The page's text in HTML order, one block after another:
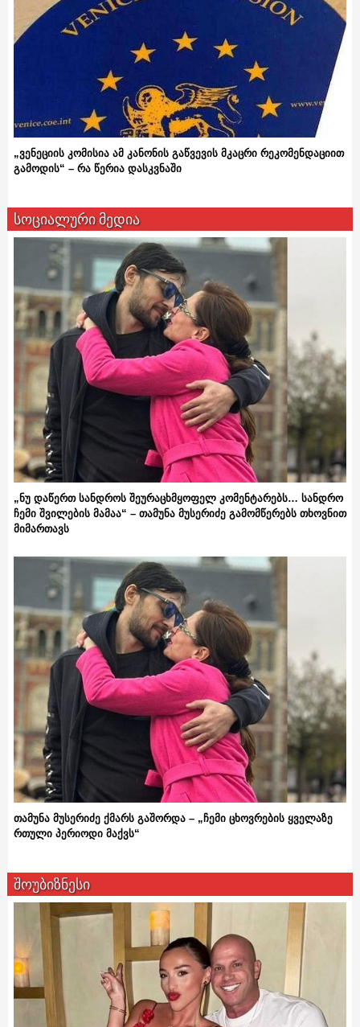
„ვენეციის კომისია ამ კანონის გაწვევის მკაცრი რეკომენდაციით
გამოდის“ – რა წერია დასკვნაში
სოციალური მედია
„ნუ დაწერთ სანდროს შეურაცხმყოფელ კომენტარებს… სანდრო
ჩემი შვილების მამაა“ – თამუნა მუსერიძე გამომწერებს თხოვნით
მიმართავს
თამუნა მუსერიძე ქმარს გაშორდა – „ჩემი ცხოვრების ყველაზე
რთული პერიოდი მაქვს“
შოუბიზნესი